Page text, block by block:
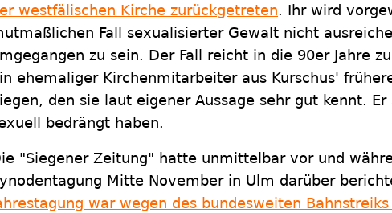
westfälischen Kirche zurückgetreten. Ihr wird
Fall sexualisierter Gewalt nicht
zu sein. Der Fall reicht in die 90er Jahre
ehemaliger Kirchenmitarbeiter aus Kurschus'
den sie laut eigener Aussage sehr gut kennt.
bedrängt haben.
"Siegener Zeitung" hatte unmittelbar vor und
Mitte November in Ulm darüber
war wegen des bundesweiten